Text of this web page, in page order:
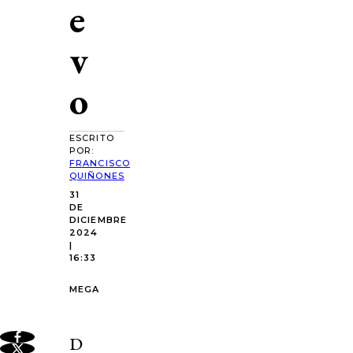
e
v
o
ESCRITO
POR:
FRANCISCO
QUIÑONES
31
DE
DICIEMBRE
2024
|
16:33
MEGA
D